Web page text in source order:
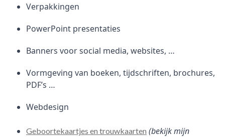
Verpakkingen
PowerPoint presentaties
Banners voor social media, websites, …
Vormgeving van boeken, tijdschriften, brochures,
PDF’s …
Webdesign
Geboortekaartjes en trouwkaarten (bekijk mijn